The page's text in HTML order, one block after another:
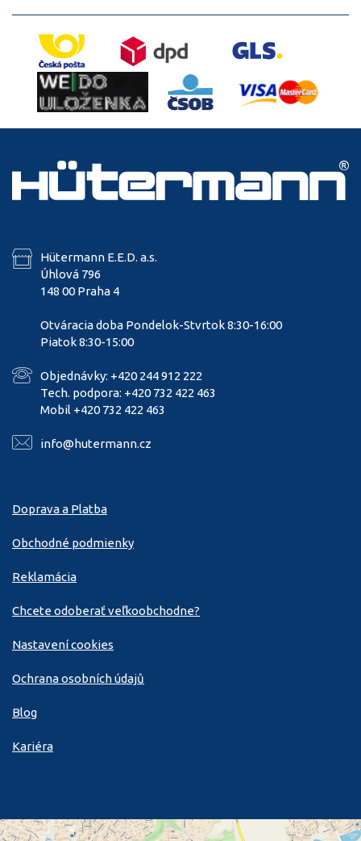
Hütermann E.E.D. a.s.
Úhlová 796
148 00 Praha 4
Otváracia doba Pondelok-Stvrtok 8:30-16:00
Piatok 8:30-15:00
Objednávky: +420 244 912 222
Tech. podpora: +420 732 422 463
Mobil +420 732 422 463
info@hutermann.cz
Doprava a Platba
Obchodné podmienky
Reklamácia
Chcete odoberať veľkoobchodne?
Nastavení cookies
Ochrana osobních údajů
Blog
Kariéra